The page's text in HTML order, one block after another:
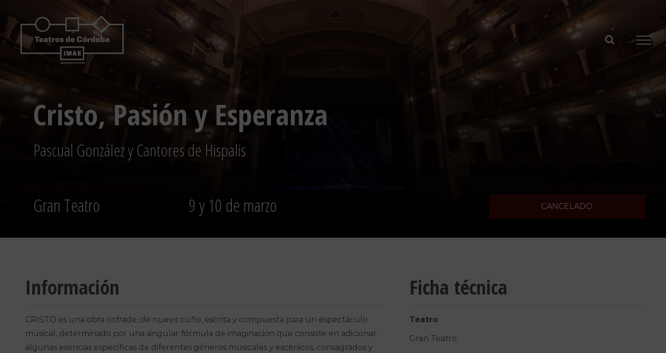
contenido
Cristo, Pasión y Esperanza
Pascual González y Cantores de Hispalis
Gran Teatro 9 y 10 de marzo CANCELADO
Información
CRISTO es una obra cofrade, de nuevo cuño, escrita y compuesta para un espectáculo
musical, determinado por una singular fórmula de imaginación que consiste en adicionar
algunas esencias específicas de diferentes géneros musicales y escénicos, consagrados y
Ficha técnica
Teatro
Gran Teatro